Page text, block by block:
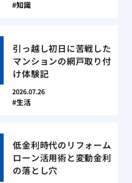
知識
引っ越し初日に苦戦した
マンションの網戸取り付
け体験記
2026.07.26
生活
低金利時代のリフォーム
ローン活用術と変動金利
の落とし穴